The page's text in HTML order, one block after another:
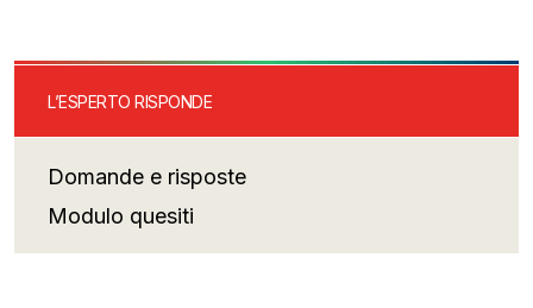
L’ESPERTO RISPONDE
Domande e risposte
Modulo quesiti